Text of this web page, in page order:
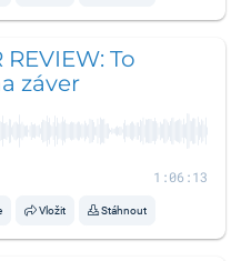
REVIEW: To
záver
1:06:13
Vložit Stáhnout